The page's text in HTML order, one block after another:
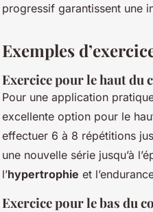
progressif garantissent une
Exemples
Exercice pour le haut du
Pour une application
excellente option pour le
effectuer 6 à 8 répétitions
une nouvelle série jusqu’à
l’hypertrophie et
Exercice pour le bas du